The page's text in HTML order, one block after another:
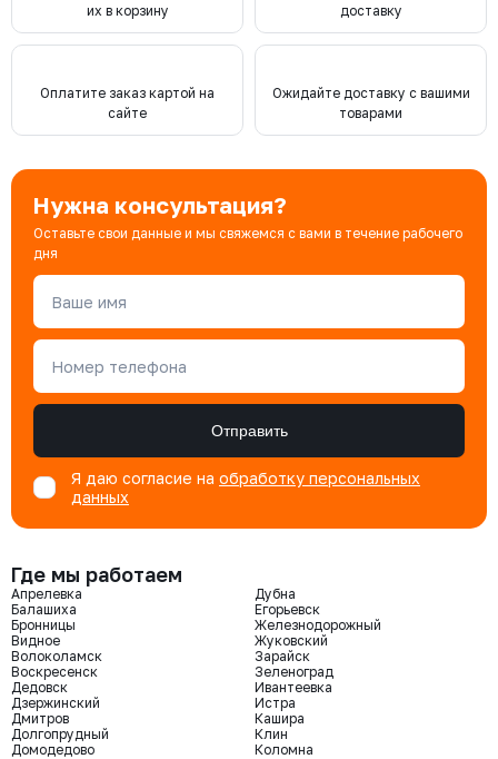
их в корзину
доставку
Оплатите заказ картой на
сайте
Ожидайте доставку с вашими
товарами
Нужна консультация?
Оставьте свои данные и мы свяжемся с вами в течение рабочего
дня
Ваше имя
Номер телефона
Отправить
Я даю согласие на обработку персональных
данных
Где мы работаем
Апрелевка
Балашиха
Бронницы
Видное
Волоколамск
Воскресенск
Дедовск
Дзержинский
Дмитров
Долгопрудный
Домодедово
Дубна
Егорьевск
Железнодорожный
Жуковский
Зарайск
Зеленоград
Ивантеевка
Истра
Кашира
Клин
Коломна